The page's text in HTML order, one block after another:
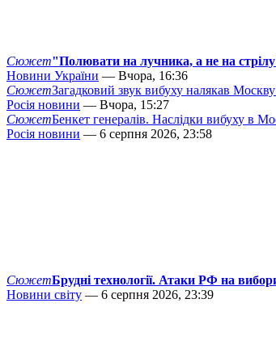
Сюжет"Полювати на лучника, а не на
Новини України — Вчора, 16:36
СюжетЗагадковий звук вибуху налякав
Росія новини — Вчора, 15:27
СюжетБенкет генералів. Наслідки вибуху в
Росія новини — 6 серпня 2026, 23:58
СюжетБрудні технології. Атаки РФ на
Новини світу — 6 серпня 2026, 23:39